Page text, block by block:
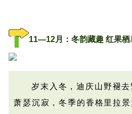
11—12月：冬韵藏趣 红果栖
岁末入冬，迪庆山野褪
萧瑟沉寂，冬季的香格里拉